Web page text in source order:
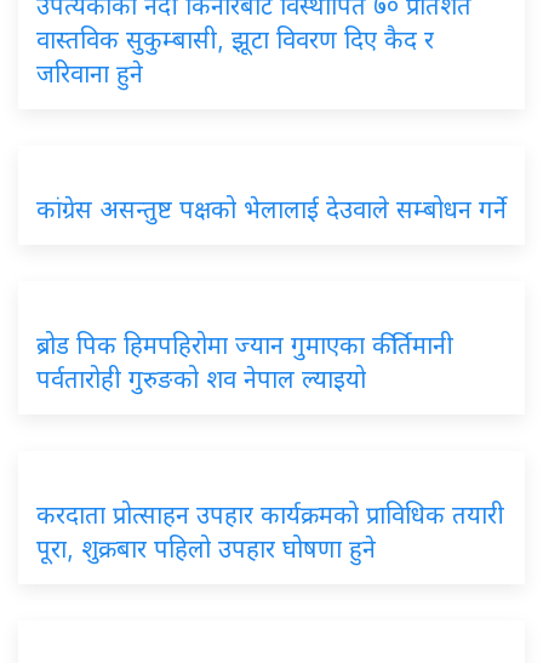
वास्तविक सुकुम्बासी, झूटा विवरण दिए कैद र
जरिवाना हुने
कांग्रेस असन्तुष्ट पक्षको भेलालाई देउवाले सम्बोधन गर्ने
ब्रोड पिक हिमपहिरोमा ज्यान गुमाएका कीर्तिमानी
पर्वतारोही गुरुङको शव नेपाल ल्याइयो
करदाता प्रोत्साहन उपहार कार्यक्रमको प्राविधिक तयारी
पूरा, शुक्रबार पहिलो उपहार घोषणा हुने